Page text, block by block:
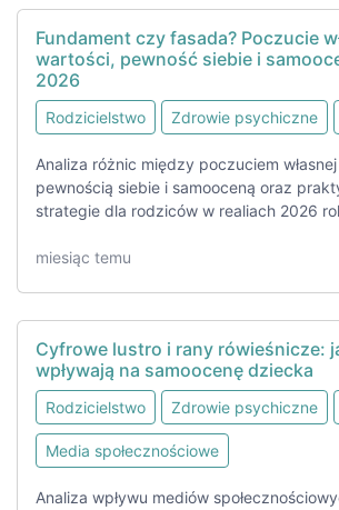
Fundament czy fasada? Poczucie
wartości, pewność siebie i
2026
Rodzicielstwo Zdrowie psychiczne
Analiza różnic między poczuciem
pewnością siebie i samooceną oraz
strategie dla rodziców w realiach 2026
miesiąc temu
Cyfrowe lustro i rany rówieśnicze:
wpływają na samoocenę dziecka
Rodzicielstwo Zdrowie psychiczne
Media społecznościowe
Analiza wpływu mediów